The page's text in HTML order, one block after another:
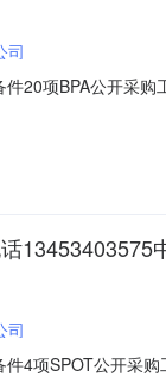
司
20项BPA公开采
13453403575
司
4项SPOT公开采